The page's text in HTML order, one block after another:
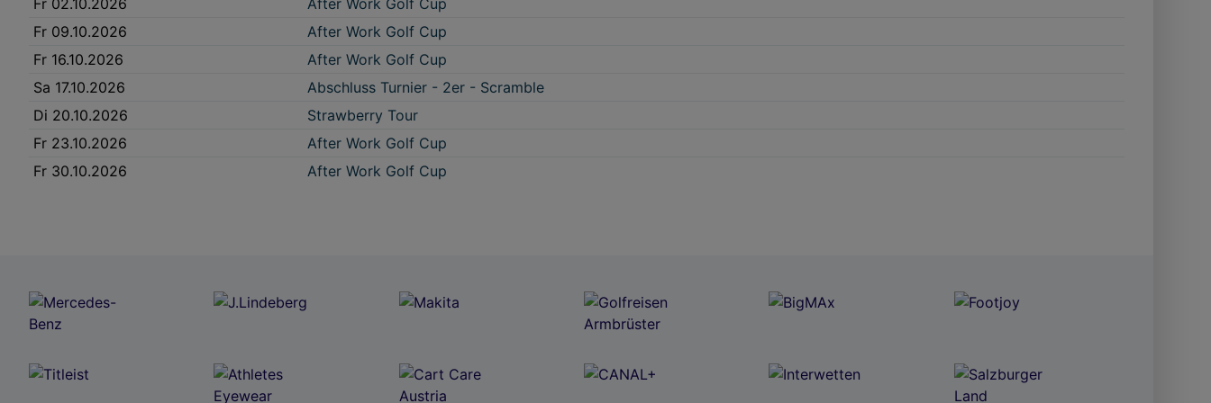
Fr 02.10.2026
After Work Golf Cup
Fr 09.10.2026
After Work Golf Cup
Fr 16.10.2026
After Work Golf Cup
Sa 17.10.2026
Abschluss Turnier - 2er - Scramble
Di 20.10.2026
Strawberry Tour
Fr 23.10.2026
After Work Golf Cup
Fr 30.10.2026
After Work Golf Cup